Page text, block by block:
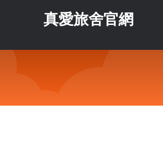
真愛旅舍官網